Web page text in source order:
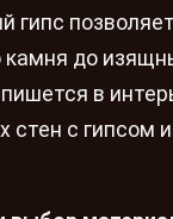
гипс
камня до
в
стен с гипсом